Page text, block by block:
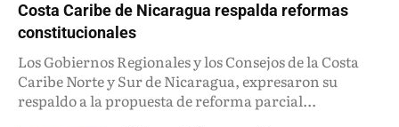
Costa Caribe de Nicaragua respalda reformas
constitucionales
Los Gobiernos Regionales y los Consejos de la Costa
Caribe Norte y Sur de Nicaragua, expresaron su
respaldo a la propuesta de reforma parcial...